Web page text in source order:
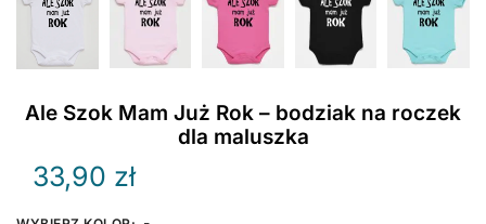
Ale Szok Mam Już Rok – bodziak na roczek
dla maluszka
33,90 zł